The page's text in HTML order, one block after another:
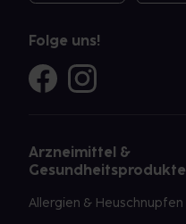
Folge uns!
Arzneimittel &
Gesundheitsprodukte
Allergien & Heuschnupfen